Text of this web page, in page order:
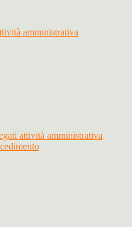
amministrativa
attività amministrativa